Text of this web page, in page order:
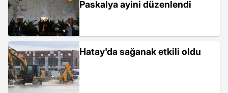
Paskalya ayini düzenlendi
Hatay'da sağanak etkili oldu